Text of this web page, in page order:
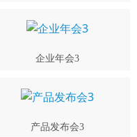
企业年会3
产品发布会3